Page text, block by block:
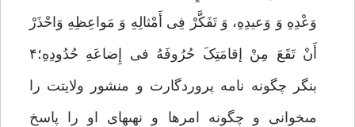
وَعْدِهِ وَ وَعیدِهِ، وَ تَفَکَّرْ فِى أَمْثالِهِ وَ مَواعِظِهِ وَاحْذَرْ
أَنْ تَقَعَ مِنْ إقامَتِکَ حُرُوفَهُ فى إِضاعَهِ حُدُودِهِ؛۴
بنگر چگونه نامه پروردگارت و منشور ولایتت را
مى‏خوانى و چگونه امرها و نهى‏هاى او را پاسخ